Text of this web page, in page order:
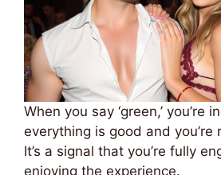
When you say ‘green,’ you’re
everything is good and you’re
It’s a signal that you’re fully
enjoying the experience.